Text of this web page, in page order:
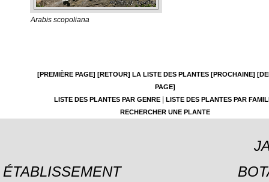
Arabis scopoliana
[PREMIÈRE PAGE] [RETOUR] LA LISTE DES PLANTES [PROCHAINE]
PAGE]
LISTE DES PLANTES PAR GENRE|
LISTE DES PLANTES PAR
RECHERCHER UNE PLANTE
ÉTABLISSEMENT